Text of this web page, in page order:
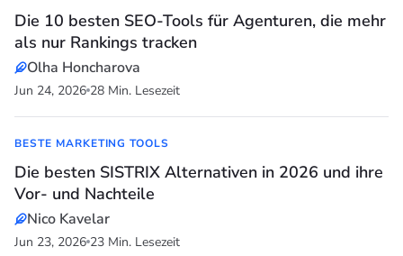
Die 10 besten SEO-Tools für Agenturen, die mehr
als nur Rankings tracken
Olha Honcharova
Jun 24, 2026 28 Min. Lesezeit
BESTE MARKETING TOOLS
Die besten SISTRIX Alternativen in 2026 und ihre
Vor- und Nachteile
Nico Kavelar
Jun 23, 2026 23 Min. Lesezeit